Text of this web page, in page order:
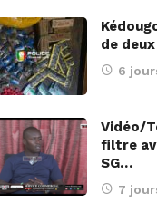
de
6
Vidéo/
filtre
SG…
7